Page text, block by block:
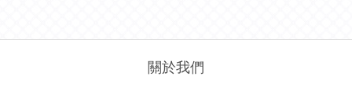
關於我們